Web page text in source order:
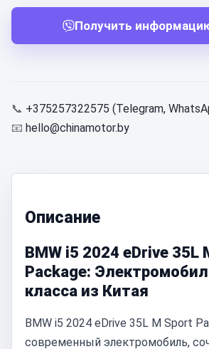
Получить
📞 +375257322575 (Telegram,
📧 hello@chinamotor.by
Описание
BMW i5 2024 eDrive 35L
Package:
класса из Китая
BMW i5 2024 eDrive 35L M Sport
современный электромобиль,